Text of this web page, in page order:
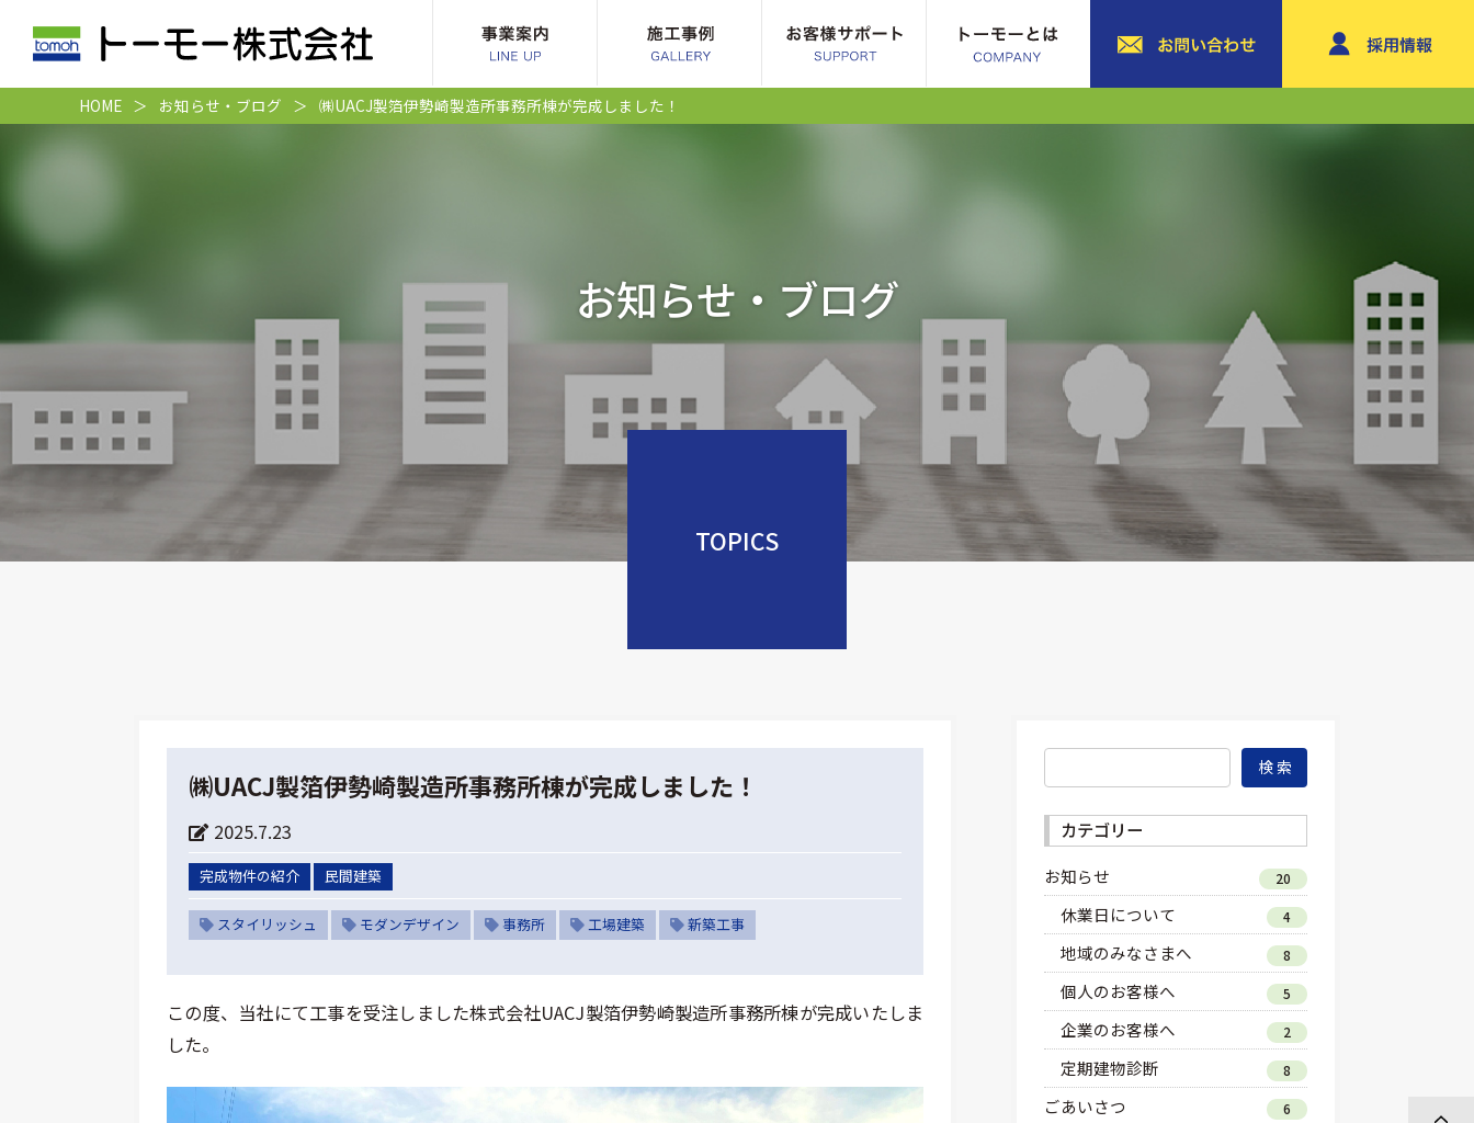
HOME お知らせ・ブログ ㈱UACJ製箔伊勢崎製造所事務所棟が完成しました！
お知らせ・ブログ
TOPICS
㈱UACJ製箔伊勢崎製造所事務所棟が完成しました！
2025.7.23
完成物件の紹介 民間建築
スタイリッシュ モダンデザイン 事務所 工場建築 新築工事
この度、当社にて工事を受注しました株式会社UACJ製箔伊勢崎製造所事務所棟が完成いたしま
した。
検 索
カテゴリー
お知らせ 20
休業日について 4
地域のみなさまへ 8
個人のお客様へ 5
企業のお客様へ 2
定期建物診断 8
ごあいさつ 6